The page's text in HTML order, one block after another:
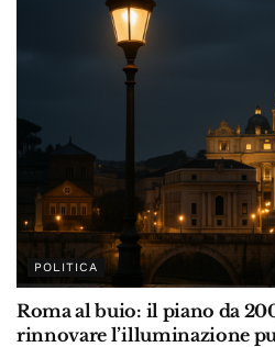
POLITICA
Roma al buio: il piano da
rinnovare l’illuminazione